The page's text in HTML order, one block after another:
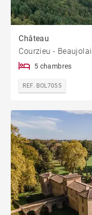
Château
Courzieu -
5 chambres
REF. BOL7055